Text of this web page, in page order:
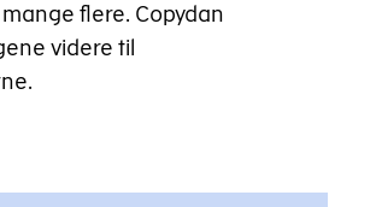
flere. Copydan
videre til